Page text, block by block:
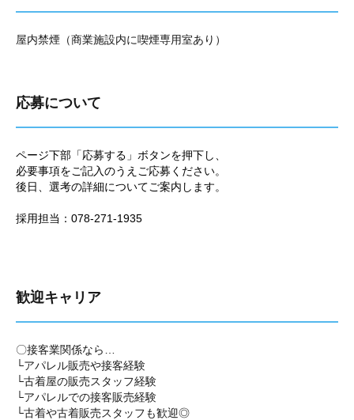
屋内禁煙（商業施設内に喫煙専用室あり）
応募について
ページ下部「応募する」ボタンを押下し、
必要事項をご記入のうえご応募ください。
後日、選考の詳細についてご案内します。
採用担当：078-271-1935
歓迎キャリア
〇接客業関係なら…
└アパレル販売や接客経験
└古着屋の販売スタッフ経験
└アパレルでの接客販売経験
└古着や古着販売スタッフも歓迎◎